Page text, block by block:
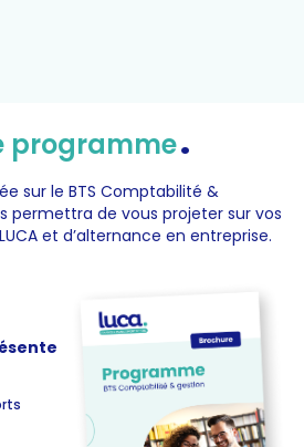
programme.
sur le BTS Comptabilité &
permettra de vous projeter sur vos
et d’alternance en entreprise.